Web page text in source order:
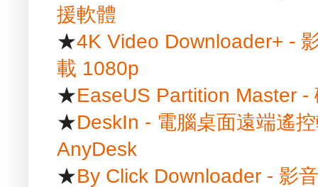
援軟體
★4K Video Downloader+ -
載 1080p
★EaseUS Partition Master -
★DeskIn - 電腦桌面遠端遙
AnyDesk
★By Click Downloader - 影